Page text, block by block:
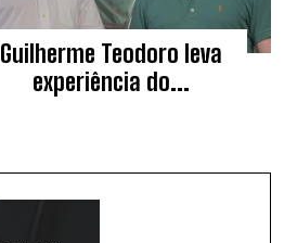
Guilherme Teodoro leva
experiência do...